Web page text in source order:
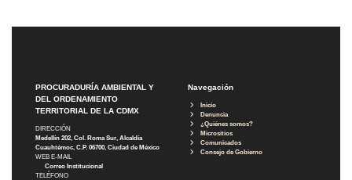
PROCURADURÍA AMBIENTAL Y
DEL ORDENAMIENTO
TERRITORIAL DE LA CDMX
DIRECCIÓN
Medellín 202, Col. Roma Sur, Alcaldía
Cuauhtémoc, C.P. 06700, Ciudad de México
WEB E-MAIL
Correo Institucional
TELÉFONO
Navegación
Inicio
Denuncia
¿Quiénes somos?
Micrositios
Comunicados
Consejo de Gobierno